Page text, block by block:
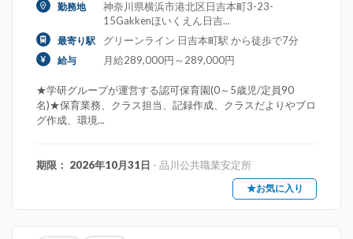
勤務地
神奈川県横浜市港北区日吉本町3-23-
15Gakkenほいくえん日吉...
最寄り駅 グリーンライン 日吉本町駅 から徒歩で7分
給与 月給289,000円～289,000円
★学研グループが運営する認可保育園(0～5歳児/定員90
名)★保育業務、クラス担当、記録作成、クラスだよりやブロ
グ作成、環境...
期限： 2026年10月31日 - 品川公共職業安定所
★お気に入り